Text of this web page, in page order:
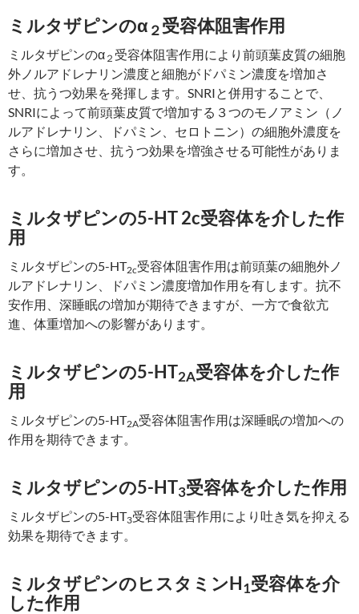
ミルタザピンのα ２ 受容体阻害作用
ミルタザピンのα ２ 受容体阻害作用により前頭葉皮質の細胞
外ノルアドレナリン濃度と細胞がドパミン濃度を増加さ
せ、抗うつ効果を発揮します。SNRIと併用することで、
SNRIによって前頭葉皮質で増加する３つのモノアミン（ノ
ルアドレナリン、ドパミン、セロトニン）の細胞外濃度を
さらに増加させ、抗うつ効果を増強させる可能性がありま
す。
ミルタザピンの5-HT 2c受容体を介した作
用
ミルタザピンの5-HT2c受容体阻害作用は前頭葉の細胞外ノ
ルアドレナリン、ドパミン濃度増加作用を有します。抗不
安作用、深睡眠の増加が期待できますが、一方で食欲亢
進、体重増加への影響があります。
ミルタザピンの5-HT2A受容体を介した作
用
ミルタザピンの5-HT2A受容体阻害作用は深睡眠の増加への
作用を期待できます。
ミルタザピンの5-HT3受容体を介した作用
ミルタザピンの5-HT3受容体阻害作用により吐き気を抑える
効果を期待できます。
ミルタザピンのヒスタミンH1受容体を介
した作用